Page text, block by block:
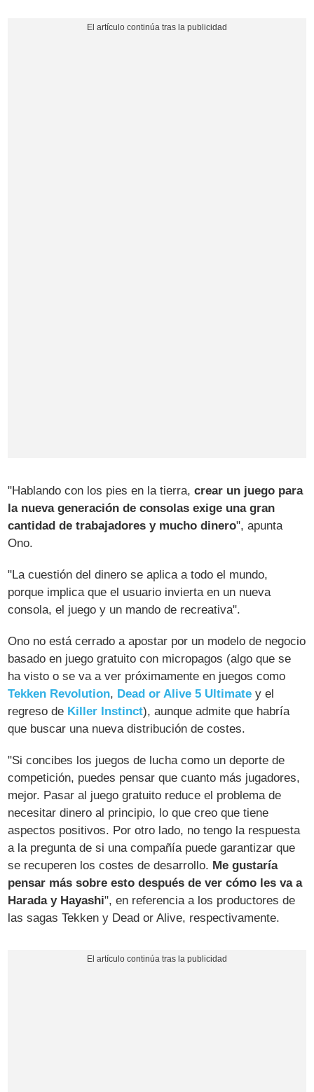
"Hablando con los pies en la tierra,crear un juego para
la nueva generación de consolas exige una gran
cantidad de trabajadores y mucho dinero", apunta
Ono.
"La cuestión del dinero se aplica a todo el mundo,
porque implica que el usuario invierta en un nueva
consola, el juego y un mando de recreativa".
Ono no está cerrado a apostar por un modelo de negocio
basado en juego gratuito con micropagos (algo que se
ha visto o se va a ver próximamente en juegos como
Tekken Revolution, Dead or Alive 5 Ultimate y el
regreso de Killer Instinct), aunque admite que habría
que buscar una nueva distribución de costes.
"Si concibes los juegos de lucha como un deporte de
competición, puedes pensar que cuanto más jugadores,
mejor. Pasar al juego gratuito reduce el problema de
necesitar dinero al principio, lo que creo que tiene
aspectos positivos. Por otro lado, no tengo la respuesta
a la pregunta de si una compañía puede garantizar que
se recuperen los costes de desarrollo. Me gustaría
pensar más sobre esto después de ver cómo les va a
Harada y Hayashi", en referencia a los productores de
las sagas Tekken y Dead or Alive, respectivamente.